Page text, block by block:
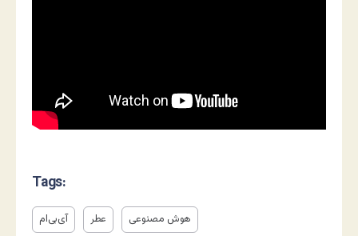
Tags:
آی‌بی‌ام عطر هوش مصنوعی